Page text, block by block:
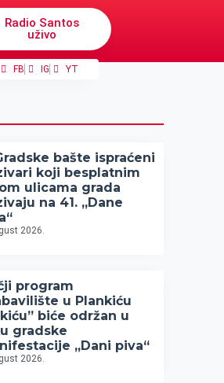
Radio Santos
uživo
FB IG YT
bašte ispraćeni
koji besplatnim
ulicama grada
na 41. „Dane
2026.
program
u Plankiću
biće održan u
gradske
„Dani piva“
2026.